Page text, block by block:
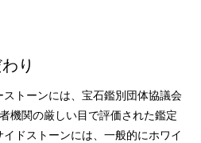
り
トーンには、宝石鑑別団体協議会
機関の厳しい目で評価された鑑定
ドストーンには、一般的にホワイ